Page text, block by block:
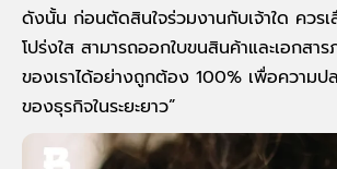
ดังนั้น ก่อนตัดสินใจร่วมงานกับเจ้าใด ควรเ
โปร่งใส สามารถออกใบขนสินค้าและเอกสา
ของเราได้อย่างถูกต้อง 100% เพื่อความ
ของธุรกิจในระยะยาว”